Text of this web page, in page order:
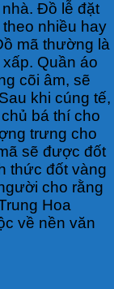
Đồ lễ đặt
nhiều hay
mã thường là
Quần áo
cõi âm, sẽ
khi cúng tế,
bá thí cho
trưng cho
sẽ được đốt
thức đốt vàng
cho rằng
Hoa
về nền văn